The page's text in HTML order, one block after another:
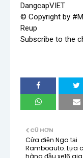
DangcapVIET
© Copyright by
Reup
Subscribe to the
CŨ HƠN
Cửa điện Nga tại
Ramboauto. Lựa
hàng đầu xe16